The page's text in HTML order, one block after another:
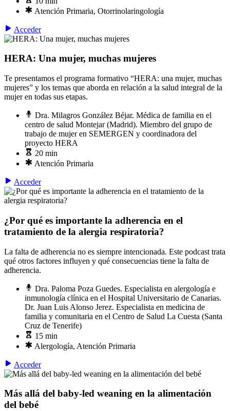
Atención Primaria, Otorrinolaringología
Acceder
HERA: Una mujer, muchas mujeres
Te presentamos el programa formativo “HERA: una mujer, muchas
mujeres” y los temas que aborda en relación a la salud integral de la
mujer en todas sus etapas.
Dra. Milagros González Béjar. Médica de familia en el
centro de salud Montejar (Madrid). Miembro del grupo de
trabajo de mujer en SEMERGEN y coordinadora del
proyecto HERA
20 min
Atención Primaria
Acceder
¿Por qué es importante la adherencia en el
tratamiento de la alergia respiratoria?
La falta de adherencia no es siempre intencionada. Este podcast trata
qué otros factores influyen y qué consecuencias tiene la falta de
adherencia.
Dra. Paloma Poza Guedes. Especialista en alergología e
inmunología clínica en el Hospital Universitario de Canarias.
Dr. Juan Luis Alonso Jerez. Especialista en medicina de
familia y comunitaria en el Centro de Salud La Cuesta (Santa
Cruz de Tenerife)
15 min
Alergología, Atención Primaria
Acceder
Más allá del baby-led weaning en la alimentación
del bebé